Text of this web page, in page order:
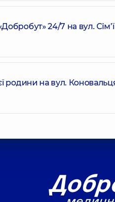
24/7 на вул.
родини на вул.